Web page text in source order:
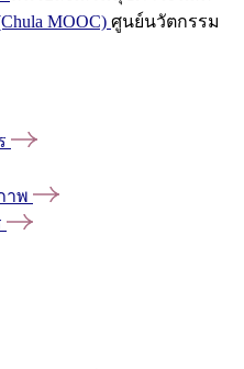
MOOC) ศูนย์นวัตกรรม
าพ